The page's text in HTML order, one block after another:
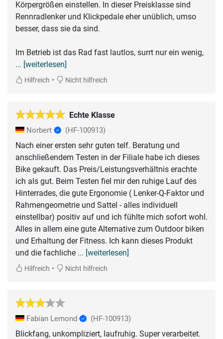
Körpergrößen einstellen. In dieser Preisklasse sind
Rennradlenker und Klickpedale eher unüblich, umso
besser, dass sie da sind.
Im Betrieb ist das Rad fast lautlos, surrt nur ein wenig,
... [weiterlesen]
Hilfreich • Nicht hilfreich
Echte Klasse
Norbert (HF-100913)
Nach einer ersten sehr guten telf. Beratung und
anschließendem Testen in der Filiale habe ich dieses
Bike gekauft. Das Preis/Leistungsverhältnis erachte
ich als gut. Beim Testen fiel mir den ruhige Lauf des
Hinterrades, die gute Ergonomie ( Lenker-Q-Faktor und
Rahmengeometrie und Sattel - alles individuell
einstellbar) positiv auf und ich fühlte mich sofort wohl.
Alles in allem eine gute Alternative zum Outdoor biken
und Erhaltung der Fitness. Ich kann dieses Produkt
und die fachliche ... [weiterlesen]
Hilfreich • Nicht hilfreich
Fabian Lemond (HF-100913)
Blickfang, unkompliziert, laufruhig. Super verarbeitet.